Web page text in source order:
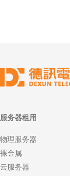
服务器租用
物理服务器
裸金属
云服务器